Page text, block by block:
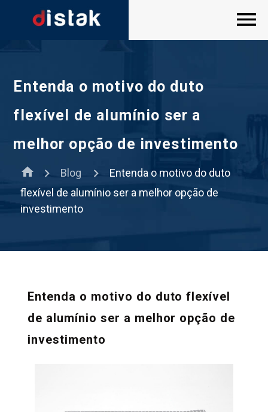
Entenda o motivo do duto
flexível de alumínio ser a
melhor opção de investimento
home Blog
Entenda o motivo do duto
flexível de alumínio ser a melhor opção de
investimento
Entenda o motivo do duto flexível
de alumínio ser a melhor opção de
investimento